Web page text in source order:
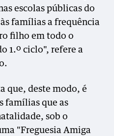
escolas públicas do
famílias a frequência
filho em todo o
1.º ciclo", refere a
que, deste modo, é
famílias que as
sob o
"Freguesia Amiga